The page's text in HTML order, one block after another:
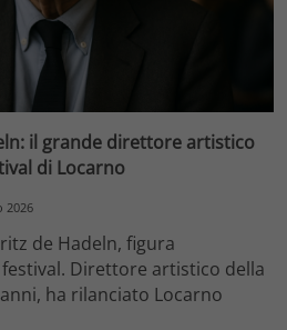
il grande direttore artistico
di Locarno
2026
de Hadeln, figura
Direttore artistico della
ha rilanciato Locarno